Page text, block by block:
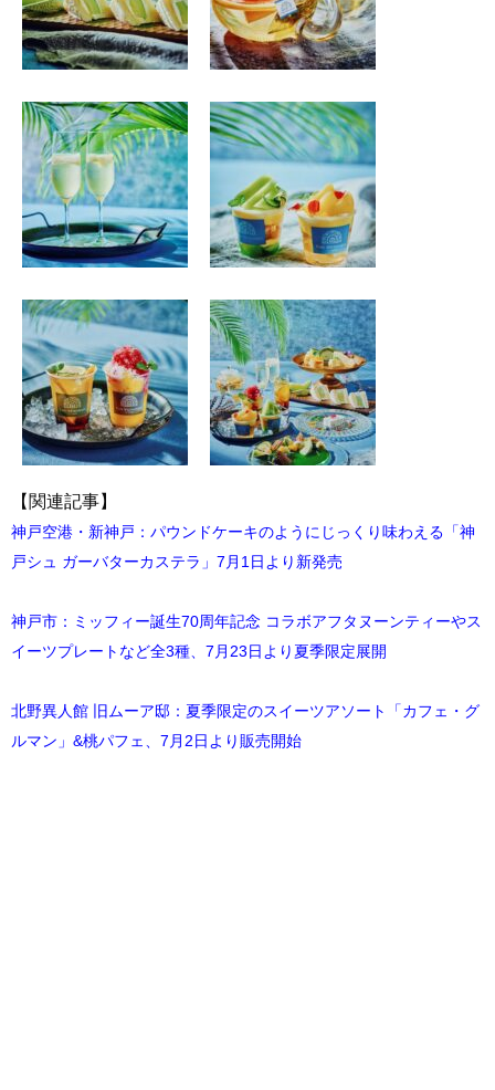
【関連記事】
神戸空港・新神戸：パウンドケーキのようにじっくり味わえる「神
戸シュ ガーバターカステラ」7月1日より新発売
神戸市：ミッフィー誕生70周年記念 コラボアフタヌーンティーやス
イーツプレートなど全3種、7月23日より夏季限定展開
北野異人館 旧ムーア邸：夏季限定のスイーツアソート「カフェ・グ
ルマン」&桃パフェ、7月2日より販売開始